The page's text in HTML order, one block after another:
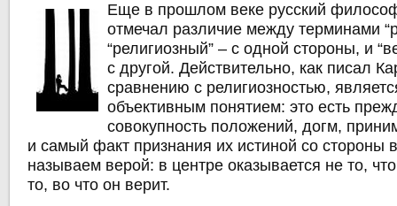
Еще в прошлом веке русский
отмечал различие между терминами
“религиозный” – с одной стороны, и
с другой. Действительно, как писал
сравнению с религиозностью,
объективным понятием: это есть
совокупность положений, догм,
и самый факт признания их истиной со
называем верой: в центре оказывается не то,
то, во что он верит.